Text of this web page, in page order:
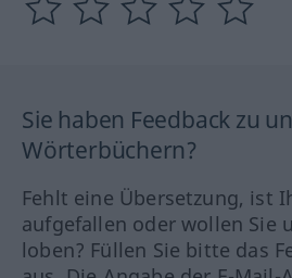
Sie haben Feedback zu
Wörterbüchern?
Fehlt eine Übersetzung, ist
aufgefallen oder wollen Sie
loben? Füllen Sie bitte das